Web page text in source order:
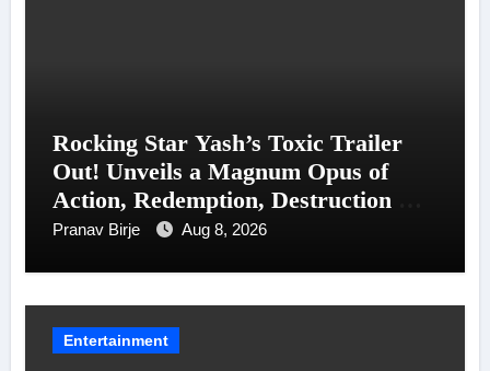
Rocking Star Yash’s Toxic Trailer
Out! Unveils a Magnum Opus of
Action, Redemption, Destruction &
Entanglements
Pranav Birje Aug 8, 2026
Entertainment